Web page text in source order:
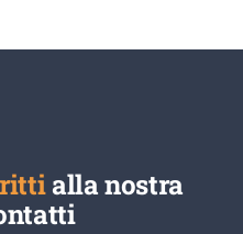
alla nostra